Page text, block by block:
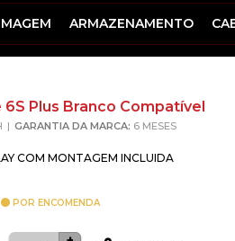
ARMAZENAMENTO
6S Plus Branco Compatível
GARANTIA DA MARCA: 6 MESES
COM MONTAGEM INCLUIDA
POR ENCOMENDA